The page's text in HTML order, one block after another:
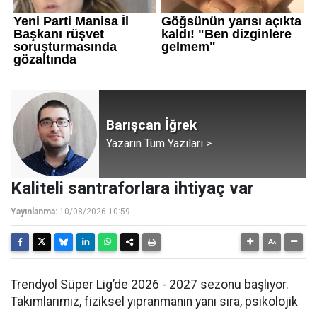
Barışcan İğrek
Yazarın Tüm Yazıları >
Kaliteli santraforlara ihtiyaç var
Yayınlanma: 10/08/2026 10:59
Trendyol Süper Lig’de 2026 - 2027 sezonu başlıyor.
Takımlarımız, fiziksel yıpranmanın yanı sıra, psikolojik